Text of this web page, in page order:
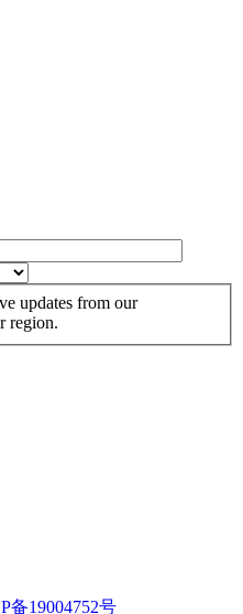
updates from our
region.
备19004752号